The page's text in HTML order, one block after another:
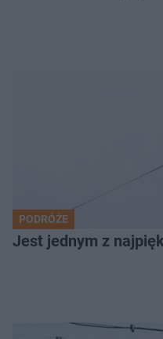
PODRÓŻE
Jest jednym z